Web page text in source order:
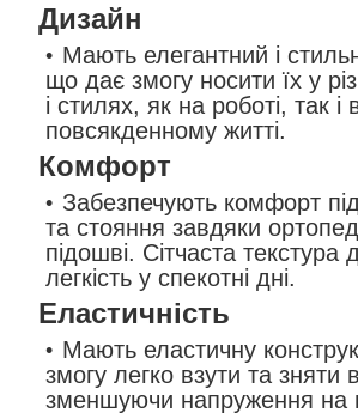
Дизайн
Мають елегантний і
що дає змогу носити їх у
і стилях, як на роботі, так і
повсякденному житті.
Комфорт
Забезпечують комфорт
та стояння завдяки
підошві. Сітчаста текстура
легкість у спекотні дні.
Еластичність
Мають еластичну
змогу легко взути та зняти
зменшуючи напруження на